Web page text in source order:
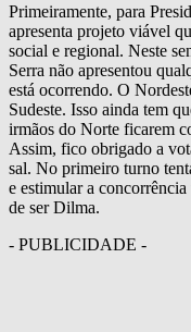
Primeiramente, para
apresenta projeto viável
social e regional. Neste
Serra não apresentou
está ocorrendo. O
Sudeste. Isso ainda tem
irmãos do Norte ficarem
Assim, fico obrigado a
sal. No primeiro turno
e estimular a
de ser Dilma.
- PUBLICIDADE -